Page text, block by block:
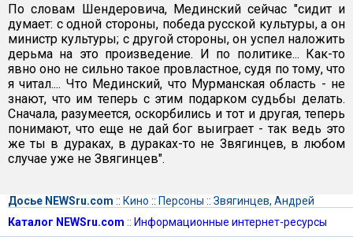
По словам Шендеровича, Мединский сейчас "сидит и
думает: с одной стороны, победа русской культуры, а он
министр культуры; с другой стороны, он успел наложить
дерьма на это произведение. И по политике... Как-то
явно оно не сильно такое провластное, судя по тому, что
я читал.... Что Мединский, что Мурманская область - не
знают, что им теперь с этим подарком судьбы делать.
Сначала, разумеется, оскорбились и тот и другая, теперь
понимают, что еще не дай бог выиграет - так ведь это
же ты в дураках, в дураках-то не Звягинцев, в любом
случае уже не Звягинцев".
Досье NEWSru.com :: Кино :: Персоны :: Звягинцев, Андрей
Каталог NEWSru.com :: Информационные интернет-ресурсы